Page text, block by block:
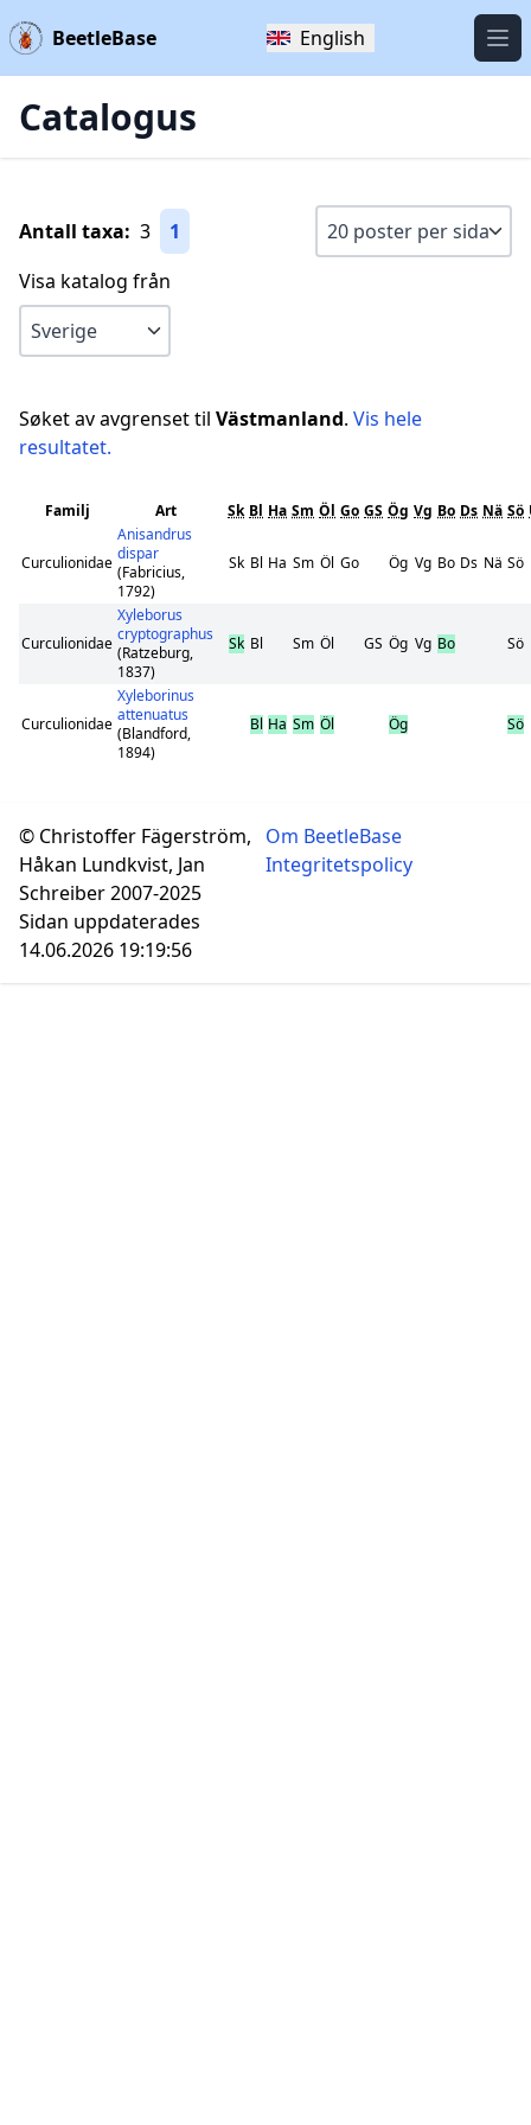
BeetleBase English
Catalogus
Antall taxa: 3
1
Visa katalog från
Søket av avgrenset til Västmanland. Vis hele
resultatet.
Familj Art Sk Bl Ha Sm Öl Go GS Ög Vg Bo Ds Nä Sö
Curculionidae
Anisandrus
dispar
(Fabricius,
1792)
Sk Bl Ha Sm Öl Go Ög Vg Bo Ds Nä Sö
Curculionidae
Xyleborus
cryptographus
(Ratzeburg,
1837)
Sk Bl Sm Öl GS Ög Vg Bo Sö
Curculionidae
Xyleborinus
attenuatus
(Blandford,
1894)
Bl Ha Sm Öl Ög Sö
© Christoffer Fägerström,
Håkan Lundkvist, Jan
Schreiber 2007-2025
Sidan uppdaterades
14.06.2026 19:19:56
Om BeetleBase
Integritetspolicy